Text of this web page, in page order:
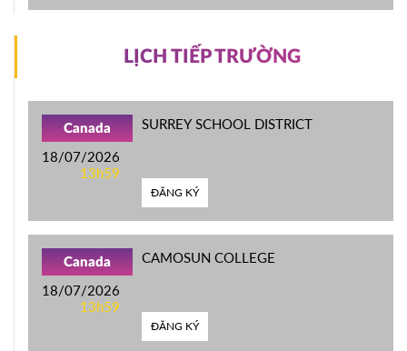
LỊCH TIẾP TRƯỜNG
Canada
18/07/2026
13h59
SURREY SCHOOL DISTRICT
ĐĂNG KÝ
Canada
18/07/2026
13h59
CAMOSUN COLLEGE
ĐĂNG KÝ